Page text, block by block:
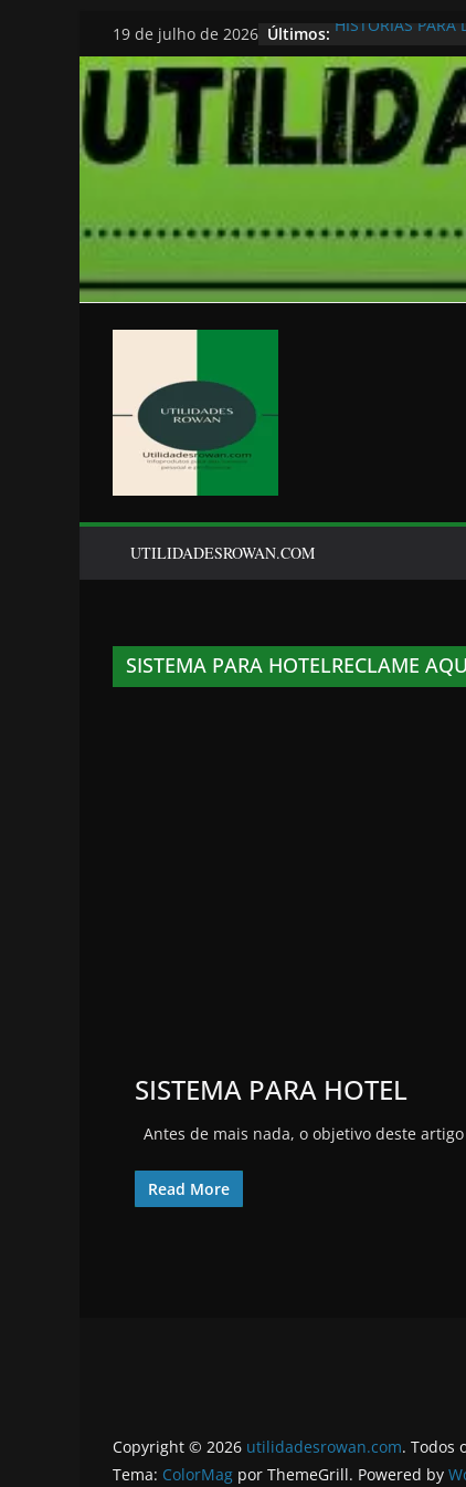
Pular
para
o
conteúdo
19 de julho de 2026 Últimos: HISTORIAS PARA
UTILIDADESROWAN.COM
SISTEMA PARA HOTELRECLAME
SISTEMA PARA HOTEL
Antes de mais nada, o objetivo deste
Read More
Copyright © 2026 utilidadesrowan.com. Todos
Tema: ColorMag por ThemeGrill. Powered by